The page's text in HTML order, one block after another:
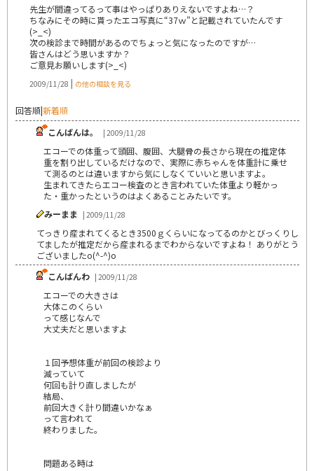
先生が間違ってるって事はやっぱりありえないですよね…？
ちなみにその時に貰ったエコ写真に“37ｗ”と記載されていたんです
(>_<)
次の検診まで時間があるのでちょっと気になったのですが…
皆さんはどう思いますか？
ご意見お願いします(>_<)
2009/11/28 | の他の相談を見る
回答順|新着順
こんばんは。
| 2009/11/28
エコーでの体重って頭囲、腹囲、大腿骨の長さから現在の推定体
重を割り出しているだけなので、実際に赤ちゃんを体重計に乗せ
て測るのとは違いますから気にしなくていいと思いますよ。
生まれてきたらエコー検査のとき言われていた体重より軽かっ
た・重かったというのはよくあることみたいです。
みーまま
| 2009/11/28
てっきり産まれてくるとき3500ｇくらいになってるのかとびっくりし
てましたが推定だから産まれるまでわからないですよね！ ありがとう
ございましたo(^-^)o
こんばんわ | 2009/11/28
エコーでの大きさは
大体このくらい
って感じなんで
大丈夫だと思いますよ
１回予想体重が前回の検診より
減っていて
何回も計り直しましたが
結局、
前回大きく計り間違いかなぁ
って言われて
終わりました。
問題ある時は